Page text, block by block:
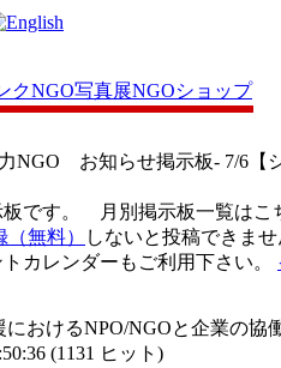
クNGO写真展NGOショップ
NGO お知らせ掲示板- 7/6【
板です。 月別掲示板一覧は
無料）
しないと投稿できませ
カレンダーもご利用下さい。
おけるNPO/NGOと企業の協
(1131 ヒット )